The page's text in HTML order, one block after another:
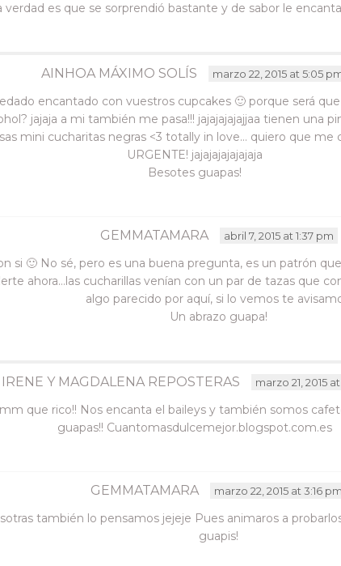
verdad es que se sorprendió bastante y de sabor le
AINHOA MÁXIMO SOLÍS marzo 22, 2015 at 5:05
encantado con vuestros cupcakes 🙂 porque será
jajaja a mi también me pasa!!! jajajajajajjaa tienen una
mini cucharitas negras <3 totally in love… quiero que me
URGENTE! jajajajajajajaja
Besotes guapas!
GEMMATAMARA abril 7, 2015 at 1:37 pm
si 🙂 No sé, pero es una buena pregunta, es un patrón
ahora…las cucharillas venían con un par de tazas que
algo parecido por aquí, si lo vemos te
Un abrazo guapa!
IRENE Y MAGDALENA REPOSTERAS marzo 21, 2015
que rico!! Nos encanta el baileys y también somos
guapas!! Cuantomasdulcemejor.blogspot.com.es
GEMMATAMARA marzo 22, 2015 at 3:16 pm
también lo pensamos jejeje Pues animaros a
guapis!